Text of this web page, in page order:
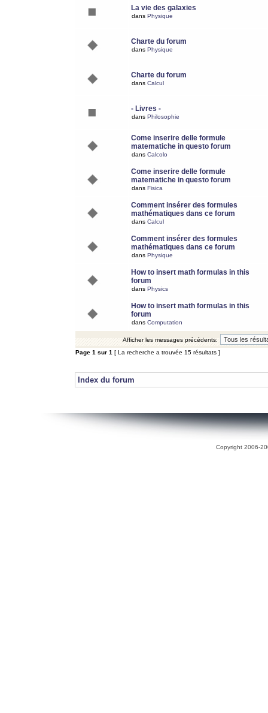
La vie des galaxies
dans Physique
Charte du forum
dans Physique
Charte du forum
dans Calcul
- Livres -
dans Philosophie
Come inserire delle formule
matematiche in questo forum
dans Calcolo
Come inserire delle formule
matematiche in questo forum
dans Fisica
Comment insérer des formules
mathématiques dans ce forum
dans Calcul
Comment insérer des formules
mathématiques dans ce forum
dans Physique
How to insert math formulas in this
forum
dans Physics
How to insert math formulas in this
forum
dans Computation
Afficher les messages précédents:
Page 1 sur 1 [ La recherche a trouvée 15 résultats ]
Index du forum
Copyright 2006-